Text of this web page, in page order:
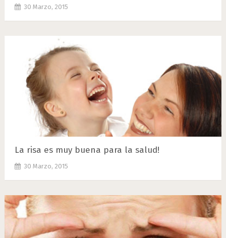
30 Marzo, 2015
La risa es muy buena para la salud!
30 Marzo, 2015